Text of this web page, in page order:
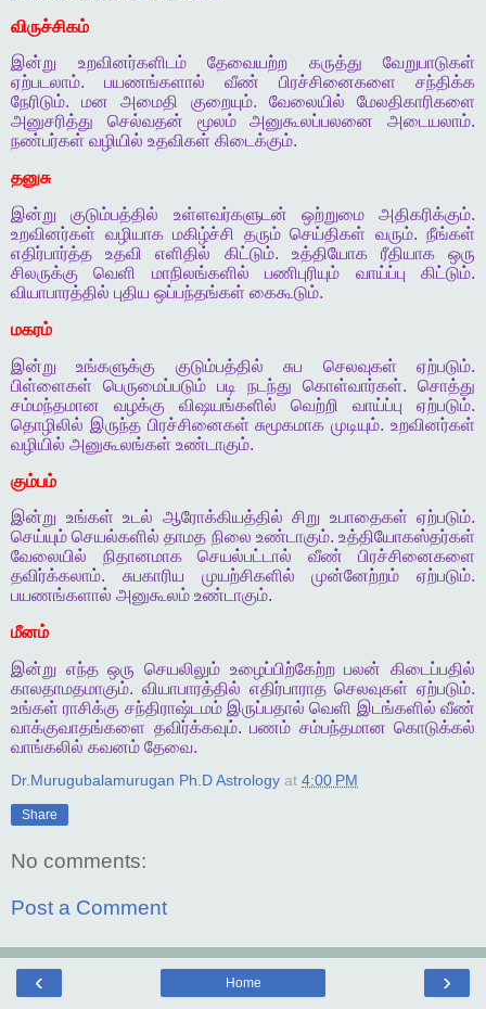
விருச்சிகம்
இன்று
உறவினர்களிடம் தேவையற்ற கருத்து
வேறுபாடுகள்
ஏற்படலாம். பயணங்களால் வீண் பிரச்சினைகளை
சந்திக்க
நேரிடும்.மன அமைதி குறையும். வேலையில்
மேலதிகாரிகளை
அனுசரித்து
செல்வதன் மூலம் அனுகூலப்பலனை அடையலாம்.
நண்பர்கள் வழியில் உதவிகள் கிடைக்கும்.
தனுசு
இன்று
குடும்பத்தில் உள்ளவர்களுடன் ஒற்றுமை அதிகரிக்கும்.
உறவினர்கள் வழியாக மகிழ்ச்சி தரும் செய்திகள் வரும். நீங்கள்
எதிர்பார்த்த
உதவி எளிதில் கிட்டும். உத்தியோக ரீதியாக
ஒரு
சிலருக்கு
வெளி மாநிலங்களில் பணிபுரியும் வாய்ப்பு கிட்டும்.
வியாபாரத்தில் புதிய ஒப்பந்தங்கள் கைகூடும்.
மகரம்
இன்று
உங்களுக்கு குடும்பத்தில் சுப செலவுகள் ஏற்படும்.
பிள்ளைகள்
பெருமைப்படும் படி நடந்து கொள்வார்கள். சொத்து
சம்மந்தமான
வழக்கு விஷயங்களில் வெற்றி வாய்ப்பு ஏற்படும்.
தொழிலில் இருந்த பிரச்சினைகள் சுமூகமாக முடியும்.உறவினர்கள்
வழியில் அனுகூலங்கள் உண்டாகும்.
கும்பம்
இன்று உங்கள் உடல் ஆரோக்கியத்தில் சிறு உபாதைகள் ஏற்படும்.
செய்யும் செயல்களில் தாமத நிலை உண்டாகும்.உத்தியோகஸ்தர்கள்
வேலையில்
நிதானமாக செயல்பட்டால் வீண்
பிரச்சினைகளை
தவிர்க்கலாம். சுபகாரிய முயற்சிகளில் முன்னேற்றம் ஏற்படும்.
பயணங்களால் அனுகூலம் உண்டாகும்.
மீனம்
இன்று எந்த ஒரு செயலிலும் உழைப்பிற்கேற்ற பலன் கிடைப்பதில்
காலதாமதமாகும். வியாபாரத்தில் எதிர்பாராத செலவுகள் ஏற்படும்.
உங்கள் ராசிக்கு சந்திராஷ்டமம் இருப்பதால் வெளி இடங்களில் வீண்
வாக்குவாதங்களை தவிர்க்கவும். பணம் சம்பந்தமான கொடுக்கல்
வாங்கலில் கவனம் தேவை.
Dr.Murugubalamurugan Ph.D Astrology at 4:00 PM
Share
No comments:
Post a Comment
‹ ›
Home